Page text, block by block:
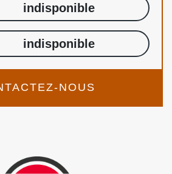
indisponible
indisponible
NOUS